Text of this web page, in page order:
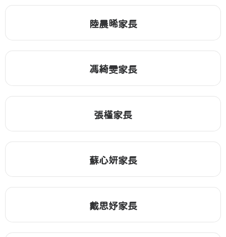
陸晨晞家長
馮綺雯家長
張槿家長
蘇心妍家長
戴思妤家長